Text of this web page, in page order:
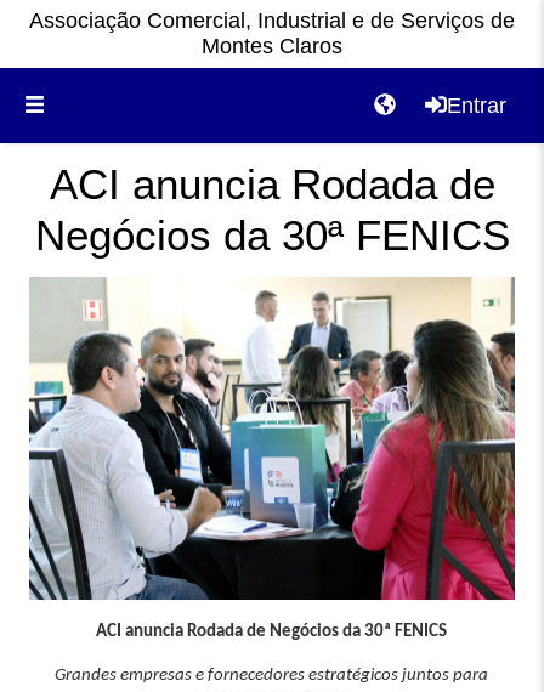
Associação Comercial, Industrial e de Serviços de
Montes Claros
Entrar
ACI anuncia Rodada de
Negócios da 30ª FENICS
ACI anuncia Rodada de Negócios da 30ª FENICS
Grandes empresas e fornecedores estratégicos juntos para